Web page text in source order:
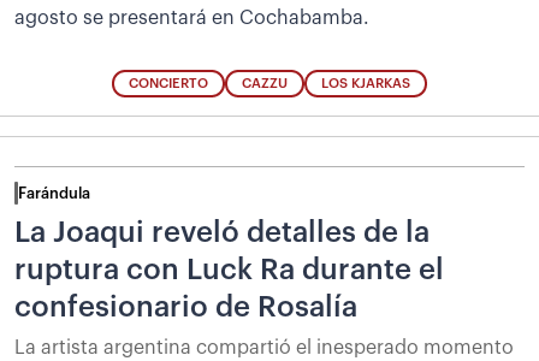
agosto se presentará en Cochabamba.
CONCIERTO CAZZU LOS KJARKAS
Farándula
La Joaqui reveló detalles de la
ruptura con Luck Ra durante el
confesionario de Rosalía
La artista argentina compartió el inesperado momento